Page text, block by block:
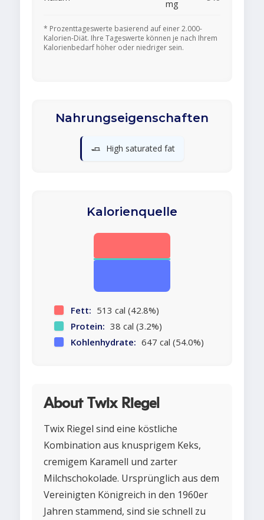
mg
* Prozenttageswerte basierend auf einer 2.000-
Kalorien-Diät. Ihre Tageswerte können je nach Ihrem
Kalorienbedarf höher oder niedriger sein.
Nahrungseigenschaften
🧈 High saturated fat
Kalorienquelle
Fett: 513 cal (42.8%)
Protein: 38 cal (3.2%)
Kohlenhydrate: 647 cal (54.0%)
About Twix Riegel
Twix Riegel sind eine köstliche
Kombination aus knusprigem Keks,
cremigem Karamell und zarter
Milchschokolade. Ursprünglich aus dem
Vereinigten Königreich in den 1960er
Jahren stammend, sind sie schnell zu